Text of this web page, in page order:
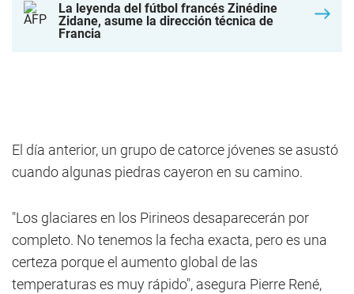
La leyenda del fútbol francés Zinédine
Zidane, asume la dirección técnica de
Francia
El día anterior, un grupo de catorce jóvenes se asustó
cuando algunas piedras cayeron en su camino.
"Los glaciares en los Pirineos desaparecerán por
completo. No tenemos la fecha exacta, pero es una
certeza porque el aumento global de las
temperaturas es muy rápido", asegura Pierre René,